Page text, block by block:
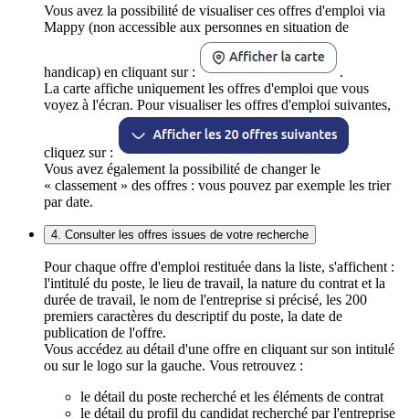
Vous avez la possibilité de visualiser ces offres d'emploi via
Mappy (non accessible aux personnes en situation de
handicap) en cliquant sur :
.
La carte affiche uniquement les offres d'emploi que vous
voyez à l'écran. Pour visualiser les offres d'emploi suivantes,
cliquez sur :
Vous avez également la possibilité de changer le
« classement » des offres : vous pouvez par exemple les trier
par date.
4. Consulter les offres issues de votre recherche
Pour chaque offre d'emploi restituée dans la liste, s'affichent :
l'intitulé du poste, le lieu de travail, la nature du contrat et la
durée de travail, le nom de l'entreprise si précisé, les 200
premiers caractères du descriptif du poste, la date de
publication de l'offre.
Vous accédez au détail d'une offre en cliquant sur son intitulé
ou sur le logo sur la gauche. Vous retrouvez :
le détail du poste recherché et les éléments de contrat
le détail du profil du candidat recherché par l'entreprise